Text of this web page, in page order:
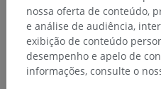
Traduções
Encontrou um erro?
nossa oferta de conteúdo,
e análise de audiência,
exibição de conteúdo
desempenho e apelo de
informações, consulte o